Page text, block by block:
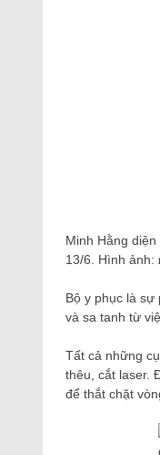
Minh Hằng
13/6. Hình ảnh:
Bộ y phục là
và sa tanh từ
Tất cả những
thêu, cắt laser.
để thắt chặt